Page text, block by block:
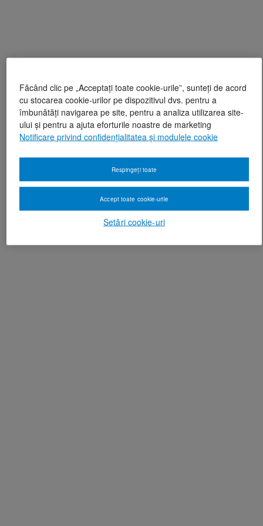
Făcând clic pe „Acceptați toate cookie-urile”, sunteți de acord
cu stocarea cookie-urilor pe dispozitivul dvs. pentru a
îmbunătăți navigarea pe site, pentru a analiza utilizarea site-
ului și pentru a ajuta eforturile noastre de marketing
Notificare privind confidențialitatea și modulele cookie
Setări cookie-uri
Respingeți toate
Accept toate cookie-urile